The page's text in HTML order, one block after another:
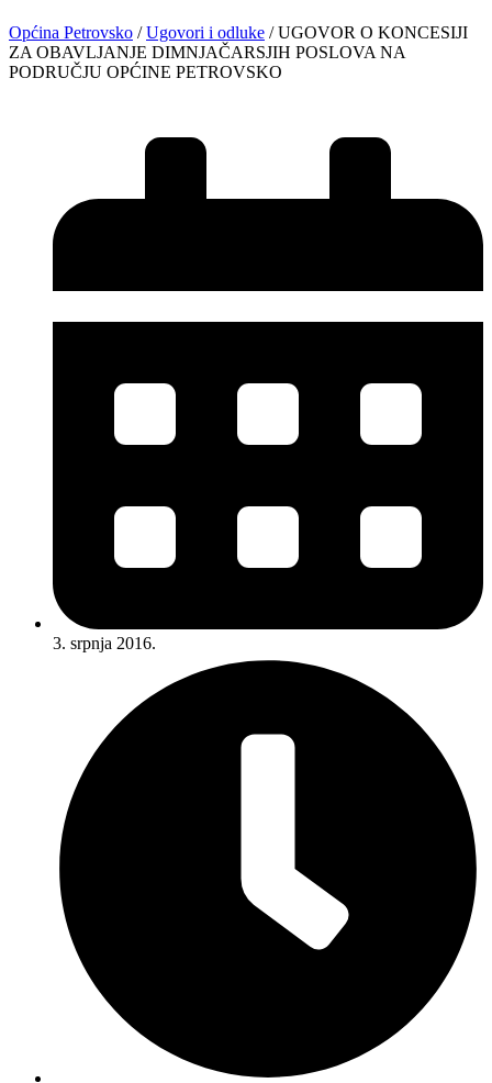
Općina Petrovsko /Ugovori i odluke /UGOVOR O KONCESIJI
ZA OBAVLJANJE DIMNJAČARSJIH POSLOVA NA
PODRUČJU OPĆINE PETROVSKO
3. srpnja 2016.